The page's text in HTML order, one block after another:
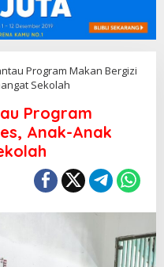
Program Makan Bergizi
Sekolah
Program
Anak-Anak